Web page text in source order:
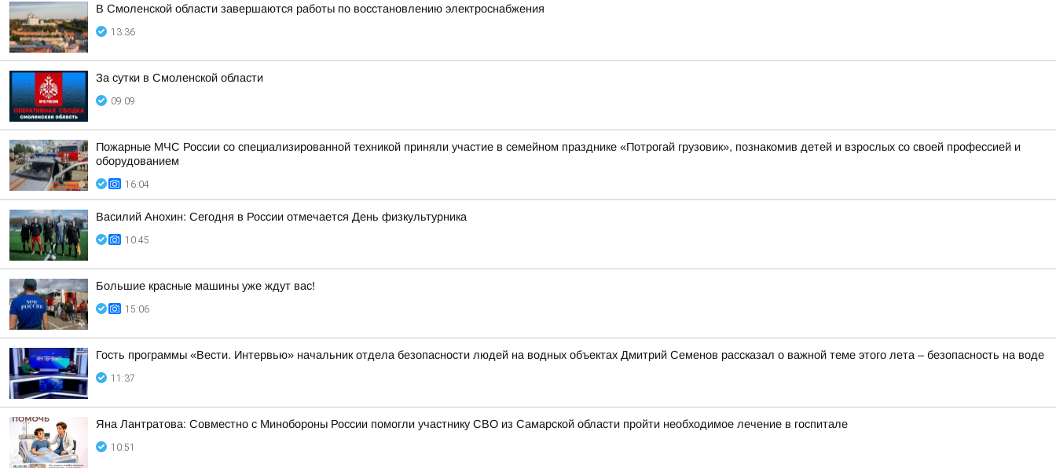
В Смоленской области завершаются работы по восстановлению электроснабжения
13:36
За сутки в Смоленской области
09:09
Пожарные МЧС России со специализированной техникой приняли участие в семейном празднике «Потрогай грузовик», познакомив детей и взрослых со своей профессией и
оборудованием
16:04
Василий Анохин: Сегодня в России отмечается День физкультурника
10:45
Большие красные машины уже ждут вас!
15:06
Гость программы «Вести. Интервью» начальник отдела безопасности людей на водных объектах Дмитрий Семенов рассказал о важной теме этого лета – безопасность на воде
11:37
Яна Лантратова: Совместно с Минобороны России помогли участнику СВО из Самарской области пройти необходимое лечение в госпитале
10:51